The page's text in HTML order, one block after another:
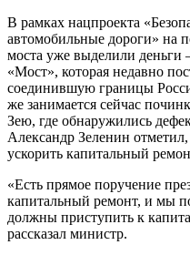
В рамках нацпроекта
автомобильные дороги» на
моста уже выделили деньги
«Мост», которая недавно
соединившую границы
же занимается сейчас
Зею, где обнаружились
Александр Зеленин
ускорить капитальный
«Есть прямое поручение
капитальный ремонт, и мы
должны приступить к
рассказал министр.